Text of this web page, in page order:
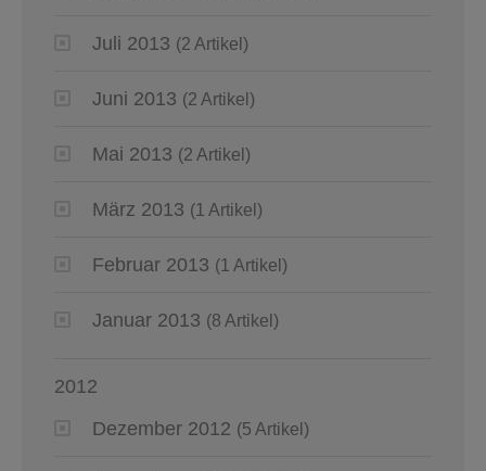
Juli 2013 (2 Artikel)
Juni 2013 (2 Artikel)
Mai 2013 (2 Artikel)
März 2013 (1 Artikel)
Februar 2013 (1 Artikel)
Januar 2013 (8 Artikel)
2012
Dezember 2012 (5 Artikel)